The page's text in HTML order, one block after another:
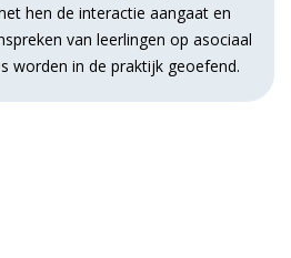
hen de interactie aangaat en
van leerlingen op asociaal
worden in de praktijk geoefend.